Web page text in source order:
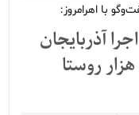
با اهرامروز:
آذربایجان
شرقی از گاز در سال 96 به 2 هزار روستا